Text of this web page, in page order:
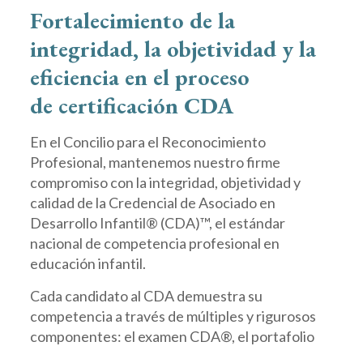
Fortalecimiento de la
integridad, la objetividad y la
eficiencia en el proceso
de certificación CDA
En el Concilio para el Reconocimiento
Profesional, mantenemos nuestro firme
compromiso con la integridad, objetividad y
calidad de la Credencial de Asociado en
Desarrollo Infantil® (CDA)™, el estándar
nacional de competencia profesional en
educación infantil.
Cada candidato al CDA demuestra su
competencia a través de múltiples y rigurosos
componentes: el examen CDA®, el portafolio